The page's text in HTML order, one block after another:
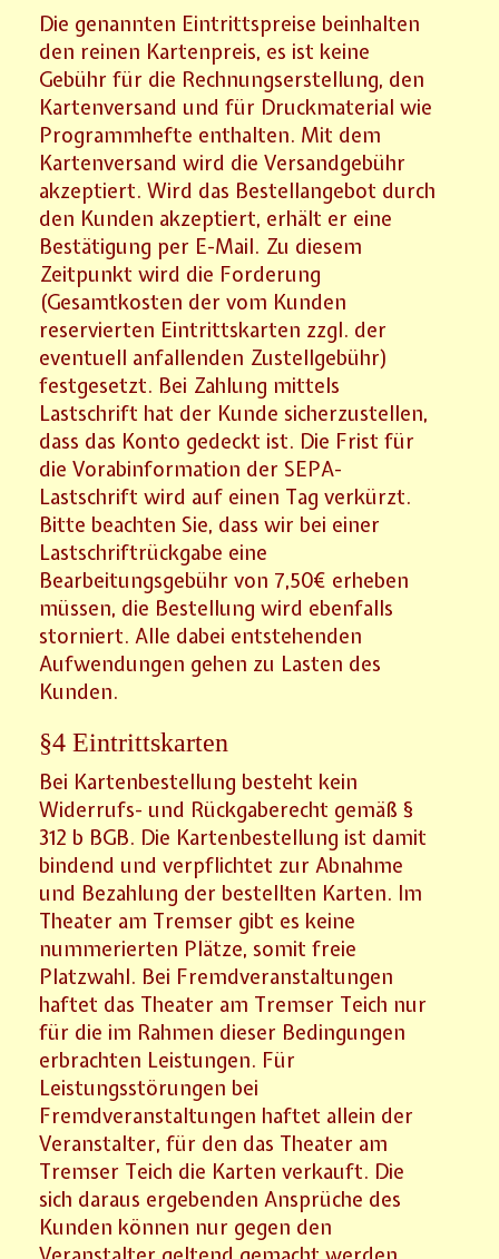
Die genannten Eintrittspreise beinhalten
den reinen Kartenpreis, es ist keine
Gebühr für die Rechnungserstellung, den
Kartenversand und für Druckmaterial wie
Programmhefte enthalten. Mit dem
Kartenversand wird die Versandgebühr
akzeptiert. Wird das Bestellangebot durch
den Kunden akzeptiert, erhält er eine
Bestätigung per E-Mail. Zu diesem
Zeitpunkt wird die Forderung
(Gesamtkosten der vom Kunden
reservierten Eintrittskarten zzgl. der
eventuell anfallenden Zustellgebühr)
festgesetzt. Bei Zahlung mittels
Lastschrift hat der Kunde sicherzustellen,
dass das Konto gedeckt ist. Die Frist für
die Vorabinformation der SEPA-
Lastschrift wird auf einen Tag verkürzt.
Bitte beachten Sie, dass wir bei einer
Lastschriftrückgabe eine
Bearbeitungsgebühr von 7,50€ erheben
müssen, die Bestellung wird ebenfalls
storniert. Alle dabei entstehenden
Aufwendungen gehen zu Lasten des
Kunden.
§4 Eintrittskarten
Bei Kartenbestellung besteht kein
Widerrufs- und Rückgaberecht gemäß §
312 b BGB. Die Kartenbestellung ist damit
bindend und verpflichtet zur Abnahme
und Bezahlung der bestellten Karten. Im
Theater am Tremser gibt es keine
nummerierten Plätze, somit freie
Platzwahl. Bei Fremdveranstaltungen
haftet das Theater am Tremser Teich nur
für die im Rahmen dieser Bedingungen
erbrachten Leistungen. Für
Leistungsstörungen bei
Fremdveranstaltungen haftet allein der
Veranstalter, für den das Theater am
Tremser Teich die Karten verkauft. Die
sich daraus ergebenden Ansprüche des
Kunden können nur gegen den